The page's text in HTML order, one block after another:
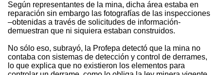
Según representantes de la mina, dicha área estaba en
reparación sin embargo las fotografías de las inspecciones
–obtenidas a través de solicitudes de información-
demuestran que ni siquiera estaban construidos.
No sólo eso, subrayó, la Profepa detectó que la mina no
contaba con sistemas de detección y control de derrames,
lo que explica que no existieron los elementos para